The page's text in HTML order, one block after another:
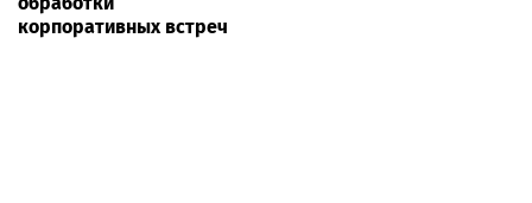
корпоративных встреч